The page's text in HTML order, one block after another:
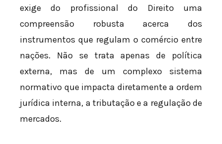
exige do profissional do Direito uma
compreensão robusta acerca dos
instrumentos que regulam o comércio entre
nações. Não se trata apenas de política
externa, mas de um complexo sistema
normativo que impacta diretamente a ordem
jurídica interna, a tributação e a regulação de
mercados.